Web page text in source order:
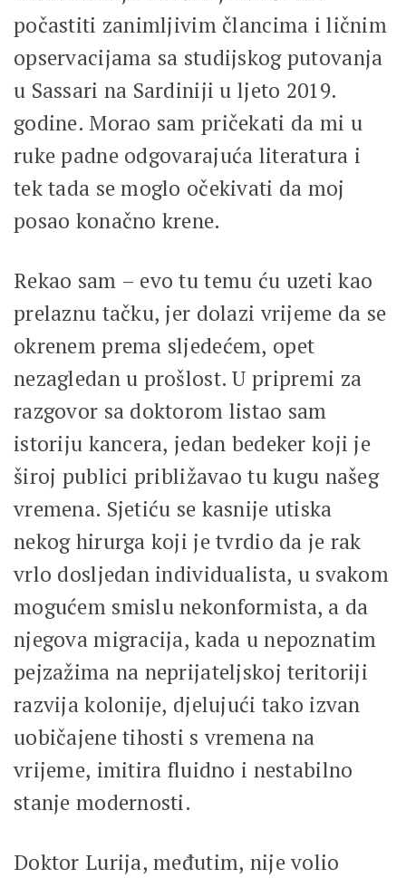
počastiti zanimljivim člancima i ličnim
opservacijama sa studijskog putovanja
u Sassari na Sardiniji u ljeto 2019.
godine. Morao sam pričekati da mi u
ruke padne odgovarajuća literatura i
tek tada se moglo očekivati da moj
posao konačno krene.
Rekao sam – evo tu temu ću uzeti kao
prelaznu tačku, jer dolazi vrijeme da se
okrenem prema sljedećem, opet
nezagledan u prošlost. U pripremi za
razgovor sa doktorom listao sam
istoriju kancera, jedan bedeker koji je
široj publici približavao tu kugu našeg
vremena. Sjetiću se kasnije utiska
nekog hirurga koji je tvrdio da je rak
vrlo dosljedan individualista, u svakom
mogućem smislu nekonformista, a da
njegova migracija, kada u nepoznatim
pejzažima na neprijateljskoj teritoriji
razvija kolonije, djelujući tako izvan
uobičajene tihosti s vremena na
vrijeme, imitira fluidno i nestabilno
stanje modernosti.
Doktor Lurija, međutim, nije volio